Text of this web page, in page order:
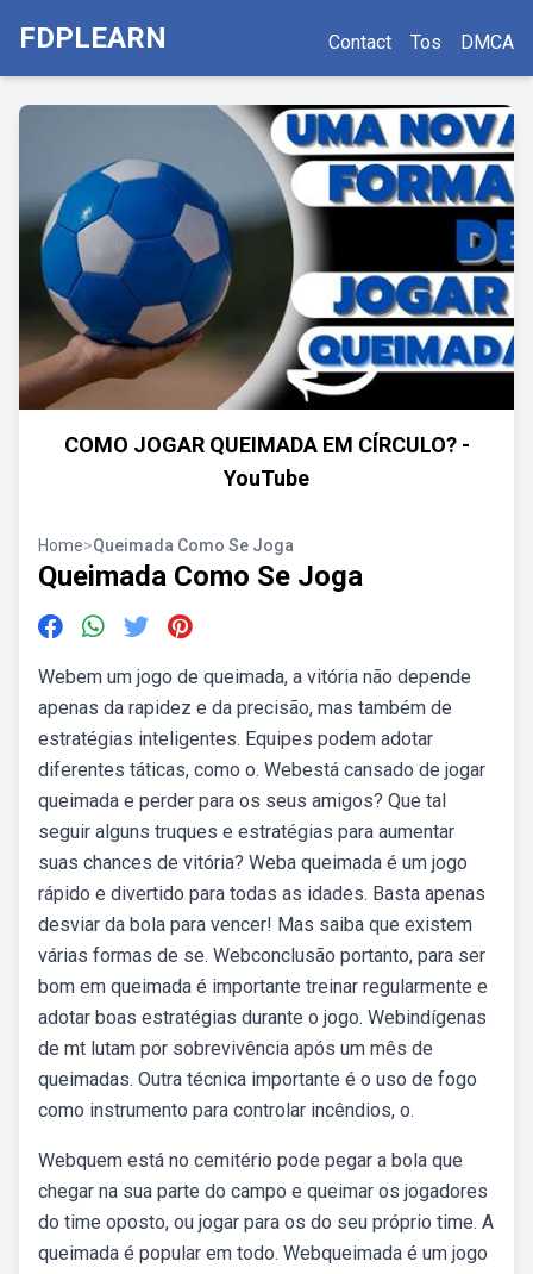
FDPLEARN Contact Tos DMCA
COMO JOGAR QUEIMADA EM CÍRCULO? -
YouTube
Home>Queimada Como Se Joga
Queimada Como Se Joga
Webem um jogo de queimada, a vitória não depende
apenas da rapidez e da precisão, mas também de
estratégias inteligentes. Equipes podem adotar
diferentes táticas, como o. Webestá cansado de jogar
queimada e perder para os seus amigos? Que tal
seguir alguns truques e estratégias para aumentar
suas chances de vitória? Weba queimada é um jogo
rápido e divertido para todas as idades. Basta apenas
desviar da bola para vencer! Mas saiba que existem
várias formas de se. Webconclusão portanto, para ser
bom em queimada é importante treinar regularmente e
adotar boas estratégias durante o jogo. Webindígenas
de mt lutam por sobrevivência após um mês de
queimadas. Outra técnica importante é o uso de fogo
como instrumento para controlar incêndios, o.
Webquem está no cemitério pode pegar a bola que
chegar na sua parte do campo e queimar os jogadores
do time oposto, ou jogar para os do seu próprio time. A
queimada é popular em todo. Webqueimada é um jogo